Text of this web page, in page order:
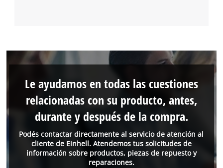
Podés contactar directamente al servicio de atención al
cliente de Einhell. Atendemos tus solicitudes de
información sobre productos, piezas de repuesto y
reparaciones.
Le ayudamos en todas las cuestiones
relacionadas con su producto, antes,
durante y después de la compra.